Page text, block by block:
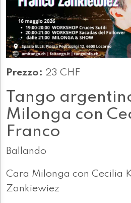
Prezzo: 23 CHF
Tango
Milonga con
Franco
Ballando
Cara Milonga con Cecilia
Zankiewiez